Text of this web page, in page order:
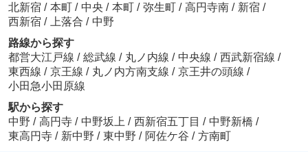
北新宿 / 本町 / 中央 / 本町 / 弥生町 / 高円寺南 / 新宿 /
西新宿 / 上落合 / 中野
路線から探す
都営大江戸線 / 総武線 / 丸ノ内線 / 中央線 / 西武新宿線 /
東西線 / 京王線 / 丸ノ内方南支線 / 京王井の頭線 /
小田急小田原線
駅から探す
中野 / 高円寺 / 中野坂上 / 西新宿五丁目 / 中野新橋 /
東高円寺 / 新中野 / 東中野 / 阿佐ケ谷 / 方南町